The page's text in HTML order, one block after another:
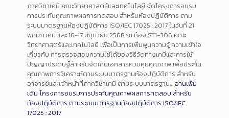
ภาควิชาเคมี คณะวิทยาศาสตร์และเทคโนโลยี จัดโครงการอบรม
การประกันคุณภาพผลการทดสอบ สำหรับห้องปฏิบัติการ ตาม
ระบบมาตรฐานห้องปฏิบัติการ ISO/IEC 17025 : 2017 ในวันที่ 21
พฤษภาคม และ 16-17 มิถุนายน 2568 ณ ห้อง ST1-306 คณะ
วิทยาศาสตร์และเทคโนโลยี เพื่อเป็นการเพิ่มพูนความรู้ ความเข้าใจ
เกี่ยวกับ การตรวจสอบความใช้ได้ของวิธีวัดทางเคมีและการใช้
ปัญญาประดิษฐ์สำหรับจัดเก็บเอกสารควบคุมคุณภาพ เพื่อประกัน
คุณภาพการวิเคราะห์ตามระบบมาตรฐานห้องปฏิบัติการ สำหรับ
อาจารย์และเจ้าหน้าที่ภาควิชาเคมี ตามระบบมาตรฐาน…อ่านเพิ่ม
เติม โครงการอบรมการประกันคุณภาพผลการทดสอบ สำหรับ
ห้องปฏิบัติการ ตามระบบมาตรฐานห้องปฏิบัติการ ISO/IEC
17025 : 2017